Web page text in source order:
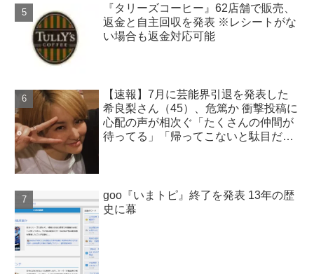
『タリーズコーヒー』62店舗で販売、
返金と自主回収を発表 ※レシートがな
い場合も返金対応可能
【速報】7月に芸能界引退を発表した
希良梨さん（45）、危篤か 衝撃投稿に
心配の声が相次ぐ「たくさんの仲間が
待ってる」「帰ってこないと駄目だ
goo『いまトピ』終了を発表 13年の歴
史に幕